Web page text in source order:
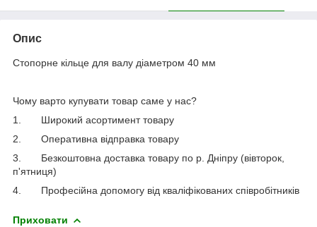
Опис
Стопорне кільце для валу діаметром 40 мм
Чому варто купувати товар саме у нас?
1.
Широкий асортимент товару
2.
Оперативна відправка товару
3.
Безкоштовна доставка товару по р. Дніпру (вівторок,
п'ятниця)
4.
Професійна допомогу від кваліфікованих співробітників
Приховати